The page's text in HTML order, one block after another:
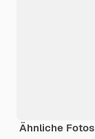
Ähnliche Fotos